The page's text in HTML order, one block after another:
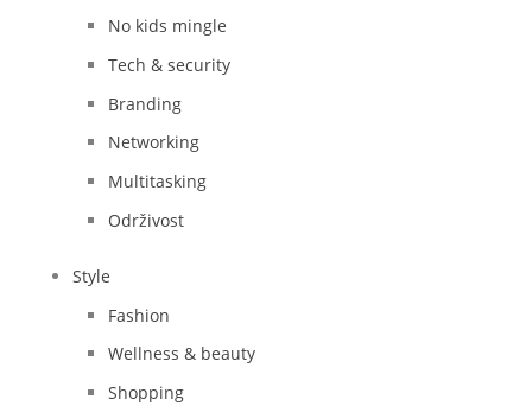
No kids mingle
Tech & security
Branding
Networking
Multitasking
Održivost
Style
Fashion
Wellness & beauty
Shopping